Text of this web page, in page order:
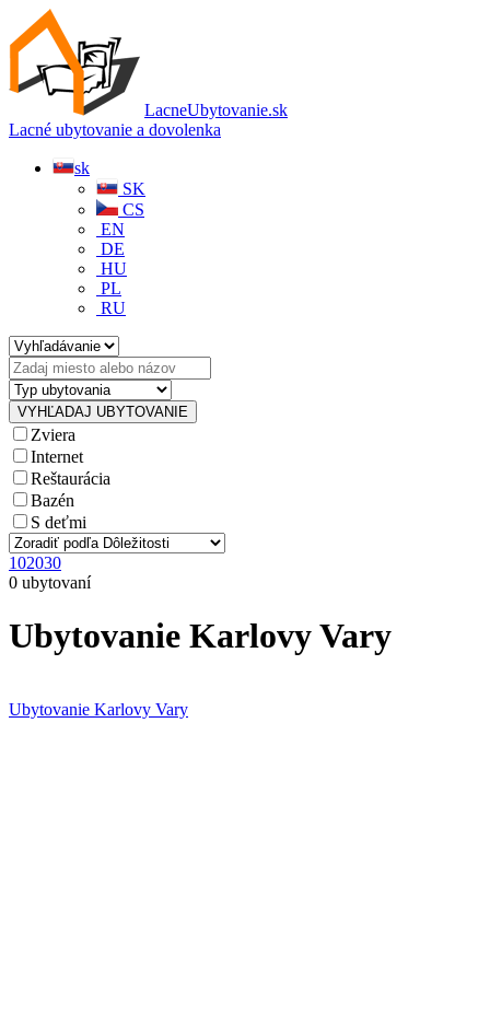
LacneUbytovanie.sk
Lacné ubytovanie a dovolenka
sk
SK
CS
EN
DE
HU
PL
RU
Zviera
Internet
Reštaurácia
Bazén
S deťmi
102030
0 ubytovaní
Ubytovanie Karlovy Vary
Ubytovanie Karlovy Vary